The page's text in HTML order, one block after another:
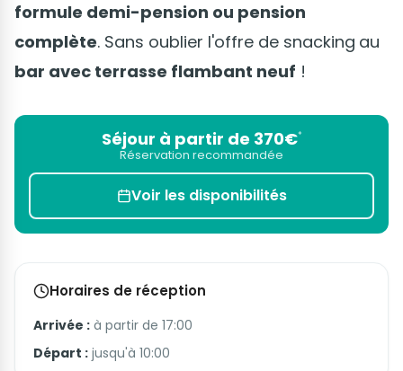
formule demi-pension ou pension
complète. Sans oublier l'offre de snacking au
bar avec terrasse flambant neuf !
Séjour à partir de 370€*
Réservation recommandée
Voir les disponibilités
Horaires de réception
Arrivée : à partir de 17:00
Départ : jusqu'à 10:00